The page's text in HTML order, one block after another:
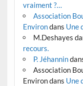
vraiment ?…
Association
Environdans Une
M.Deshayes
recours.
P. Jéhannin
Association
Environdans Une